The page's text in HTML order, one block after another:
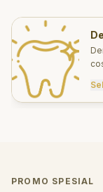
PROMO SPESIAL